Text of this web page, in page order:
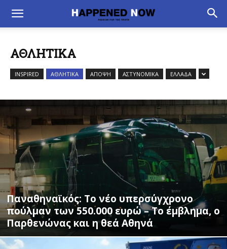
ΑΘΛΗΤΙΚΑ
INSPIRED ΑΘΛΗΤΙΚΑ ΑΠΟΨΗ ΑΣΤΥΝΟΜΙΚΑ ΕΛΛΑΔΑ
Παναθηναϊκός: Το νέο υπερσύγχρονο
πούλμαν των 550.000 ευρώ – Το έμβλημα, ο
Παρθενώνας και η θεά Αθηνά